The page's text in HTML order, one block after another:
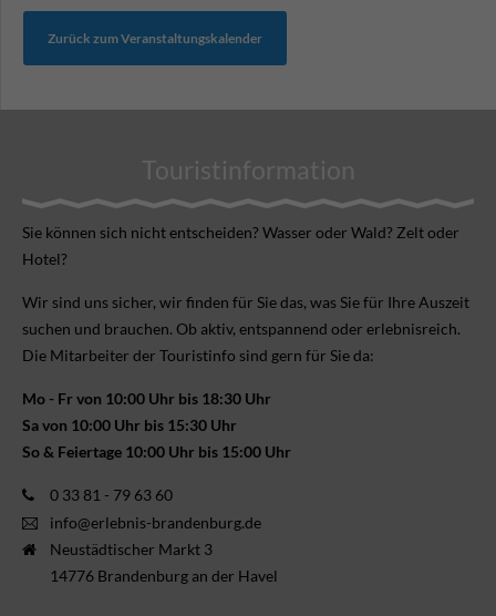
Zurück zum Veranstaltungskalender
Touristinformation
Sie können sich nicht ent­scheiden? Wasser oder Wald? Zelt oder
Hotel?
Wir sind uns sicher, wir finden für Sie das, was Sie für Ihre Aus­zeit
suchen und brauchen. Ob aktiv, ent­spannend oder erlebnis­reich.
Die Mitarbeiter der Touristinfo sind gern für Sie da:
Mo - Fr von 10:00 Uhr bis 18:30 Uhr
Sa von 10:00 Uhr bis 15:30 Uhr
So & Feiertage 10:00 Uhr bis 15:00 Uhr
0 33 81 - 79 63 60
info@erlebnis-brandenburg.de
Neustädtischer Markt 3
14776 Brandenburg an der Havel